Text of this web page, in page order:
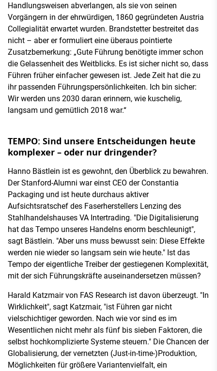
Handlungsweisen abverlangen, als sie von seinen
Vorgängern in der ehrwürdigen, 1860 gegründeten Austria
Collegialität erwartet wurden. Brandstetter bestreitet das
nicht – aber er formuliert eine überaus pointierte
Zusatzbemerkung: „Gute Führung benötigte immer schon
die Gelassenheit des Weitblicks. Es ist sicher nicht so, dass
Führen früher einfacher gewesen ist. Jede Zeit hat die zu
ihr passenden Führungspersönlichkeiten. Ich bin sicher:
Wir werden uns 2030 daran erinnern, wie kuschelig,
langsam und gemütlich 2018 war.“
TEMPO: Sind unsere Entscheidungen heute
komplexer – oder nur dringender?
Hanno Bästlein ist es gewohnt, den Überblick zu bewahren.
Der Stanford-Alumni war einst CEO der Constantia
Packaging und ist heute durchaus aktiver
Aufsichtsratschef des Faserherstellers Lenzing des
Stahlhandelshauses VA Intertrading. "Die Digitalisierung
hat das Tempo unseres Handelns enorm beschleunigt",
sagt Bästlein. "Aber uns muss bewusst sein: Diese Effekte
werden nie wieder so langsam sein wie heute." Ist das
Tempo der eigentliche Treiber der gestiegenen Komplexität,
mit der sich Führungskräfte auseinandersetzen müssen?
Harald Katzmair von FAS Research ist davon überzeugt. "In
Wirklichkeit", sagt Katzmair, "ist Führen gar nicht
vielschichtiger geworden. Nach wie vor sind es im
Wesentlichen nicht mehr als fünf bis sieben Faktoren, die
selbst hochkomplizierte Systeme steuern." Die Chancen der
Globalisierung, der vernetzten (Just-in-time-)Produktion,
Möglichkeiten für größere Variantenvielfalt, ein